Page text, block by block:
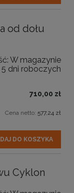
od dołu
W magazynie
5 dni roboczych
710,00 zł
Cena netto: 577,24 zł
DO KOSZYKA
Cyklon